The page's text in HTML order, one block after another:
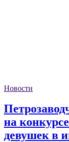
Новости
на
девушек в